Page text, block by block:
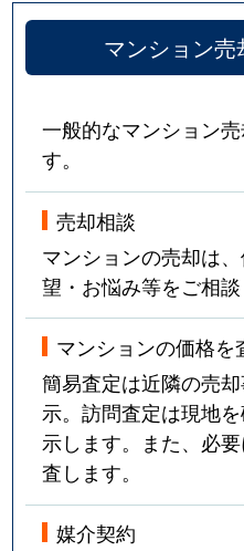
マンション
一般的なマンション
す。
売却相談
マンションの売却は
望・お悩み等をご相談
マンションの価格を
簡易査定は近隣の売
示。訪問査定は現地
示します。また、必
査します。
媒介契約